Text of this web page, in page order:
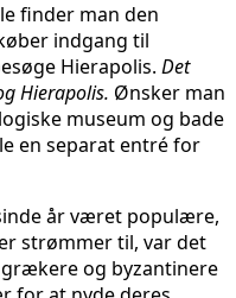
finder man den
indgang til
Hierapolis. Det
Hierapolis. Ønsker man
museum og bade
en separat entré for
år været populære,
strømmer til, var det
og byzantinere